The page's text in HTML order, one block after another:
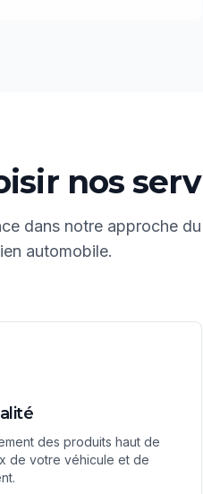
nos
dans notre approche
automobile.
des produits haut de
de votre véhicule et de